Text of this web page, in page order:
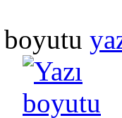
boyutu